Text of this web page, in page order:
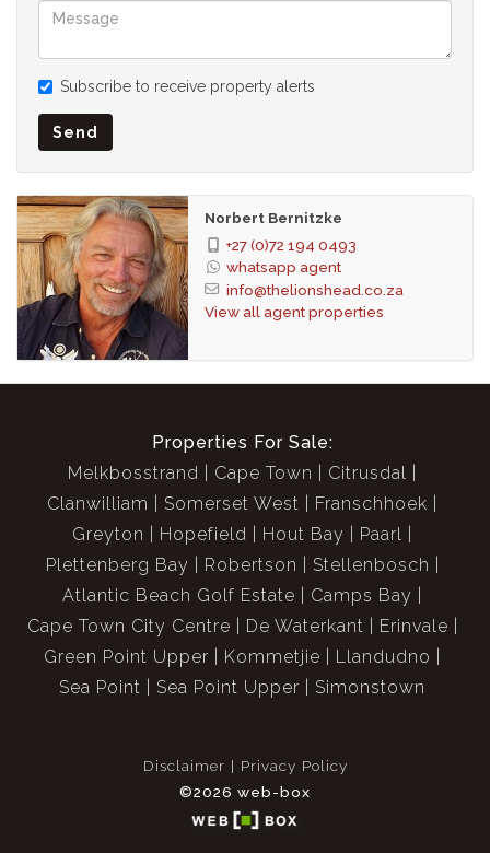
Subscribe to receive property alerts
Send
Norbert Bernitzke
+27 (0)72 194 0493
whatsapp agent
info@thelionshead.co.za
View all agent properties
Properties For Sale:
Melkbosstrand
Cape Town
Citrusdal
Clanwilliam
Somerset West
Franschhoek
Greyton
Hopefield Hout Bay
Paarl
Plettenberg Bay
Robertson
Stellenbosch
Atlantic Beach Golf Estate
Camps Bay
Cape Town City Centre
De Waterkant
Erinvale
Green Point Upper
Kommetjie
Llandudno
Sea Point
Sea Point Upper Simonstown
Disclaimer
Privacy Policy
©2026 web-box